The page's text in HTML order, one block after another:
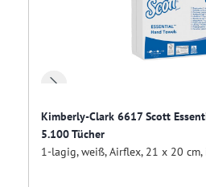
Kimberly-Clark 6617 Scott
5.100 Tücher
1-lagig, weiß, Airflex, 21 x 20